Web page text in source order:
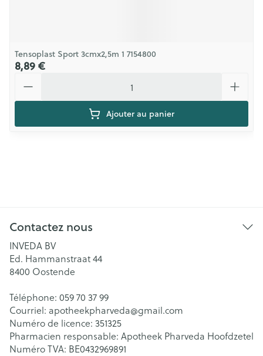
Tensoplast Sport 3cmx2,5m 1 7154800
8,89 €
Ajouter au panier
Contactez nous
INVEDA BV
Ed. Hammanstraat 44
8400 Oostende
Téléphone: 059 70 37 99
Courriel: apotheekpharveda@gmail.com
Numéro de licence: 351325
Pharmacien responsable: Apotheek Pharveda Hoofdzetel
Numéro TVA: BE0432969891